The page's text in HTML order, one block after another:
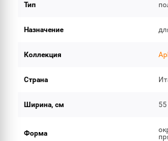
Тип
Назначение
Коллекция
Страна
Ширина, см 55
Форма